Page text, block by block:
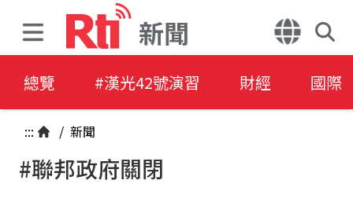
新聞
總覽 #漢光42號演習 財經 國際
::: / 新聞
#聯邦政府關閉